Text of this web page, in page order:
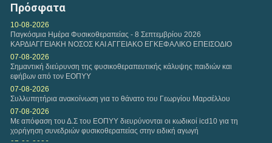
Τετάρτη, 04 Φεβ 2026
Η εταιρεία της VODAFONE προσφέρει στα μέλη του
Πανελλήνιου Συλλόγου Φυσικοθεραπευτών Σ.Φ. ειδική...
Δευτέρα, 02 Φεβ 2026
Πρόταση συνεργασίας Π.Σ.Φ. και ΚΕΚ ΓΣΕΒΕΕ-ΚΔΒΜ στο
πλαίσιο παροχής προγραμμάτων επιμόρφωσης για...
Παρασκευή, 30 Ιαν 2026
Πρόσφατα
10-08-2026
Παγκόσμια Ημέρα Φυσικοθεραπείας - 8 Σεπτεμβρίου 2026
ΚΑΡΔΙΑΓΓΕΙΑΚΗ ΝΟΣΟΣ ΚΑΙ ΑΓΓΕΙΑΚΟ ΕΓΚΕΦΑΛΙΚΟ ΕΠΕΙΣΟΔΙΟ
07-08-2026
Σημαντική διεύρυνση της φυσικοθεραπευτικής κάλυψης παιδιών και
εφήβων από τον ΕΟΠΥΥ
07-08-2026
Συλλυπητήρια ανακοίνωση για το θάνατο του Γεωργίου Μαρσέλλου
07-08-2026
Με απόφαση του Δ.Σ του ΕΟΠΥΥ διευρύνονται οι κωδικοί icd10 για τη
χορήγηση συνεδριών φυσικοθεραπείας στην ειδική αγωγή